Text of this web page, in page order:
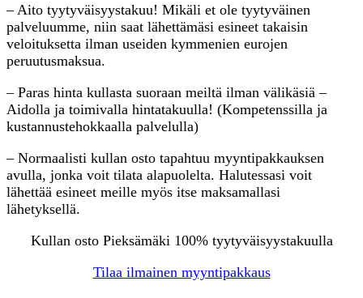
– Aito tyytyväisyystakuu! Mikäli et ole tyytyväinen
palveluumme, niin saat lähettämäsi esineet takaisin
veloituksetta ilman useiden kymmenien eurojen
peruutusmaksua.
– Paras hinta kullasta suoraan meiltä ilman välikäsiä –
Aidolla ja toimivalla hintatakuulla! (Kompetenssilla ja
kustannustehokkaalla palvelulla)
– Normaalisti kullan osto tapahtuu myyntipakkauksen
avulla, jonka voit tilata alapuolelta. Halutessasi voit
lähettää esineet meille myös itse maksamallasi
lähetyksellä.
Kullan osto Pieksämäki 100% tyytyväisyystakuulla
Tilaa ilmainen myyntipakkaus